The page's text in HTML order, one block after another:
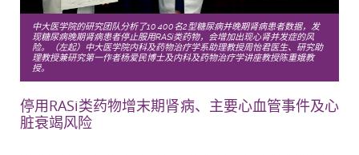
中大医学院的研究团队分析了10,400名2型糖尿病并晚期肾病患者数据，发
现糖尿病晚期肾病患者停止服用RASi类药物，会增加出现心肾并发症的风
险。（左起）中大医学院内科及药物治疗学系助理教授周怡君医生、研究助
理教授兼研究第一作者杨爱民博士及内科及药物治疗学讲座教授陈重娥教
授。
停用RASi类药物增末期肾病、主要心血管事件及心
脏衰竭风险